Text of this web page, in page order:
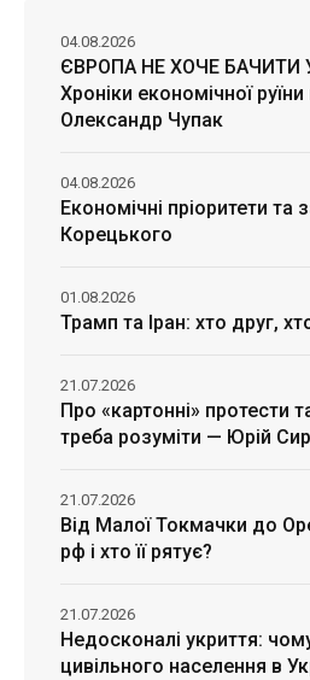
ЄВРОПА НЕ ХОЧЕ БАЧИТИ
Хроніки економічної руїни
Олександр Чупак
04.08.2026
Економічні пріоритети та
Корецького
04.08.2026
Трамп та Іран: хто друг,
01.08.2026
Про «картонні» протести
треба розуміти — Юрій
21.07.2026
Від Малої Токмачки до
рф і хто її рятує?
21.07.2026
Недосконалі укриття:
цивільного населення в
21.07.2026